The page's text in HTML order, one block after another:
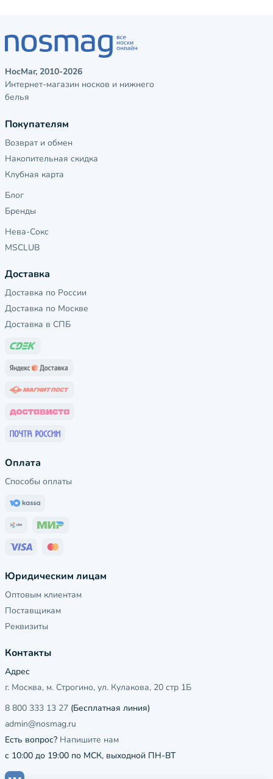
НосМаг, 2010-2026
Интернет-магазин носков и нижнего
белья
Покупателям
Возврат и обмен
Накопительная скидка
Клубная карта
Блог
Бренды
Нева-Сокс
MSCLUB
Доставка
Доставка по России
Доставка по Москве
Доставка в СПБ
Оплата
Способы оплаты
Юридическим лицам
Оптовым клиентам
Поставщикам
Реквизиты
Контакты
Адрес
г. Москва, м. Строгино, ул. Кулакова, 20 стр 1Б
8 800 333 13 27 (Бесплатная линия)
admin@nosmag.ru
Есть вопрос? Напишите нам
с 10:00 до 19:00 по МСК, выходной ПН-ВТ